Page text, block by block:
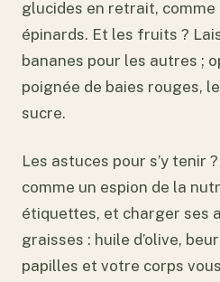
glucides en retrait, comme
épinards. Et les fruits ?
bananes pour les autres ;
poignée de baies rouges,
sucre.
Les astuces pour s’y tenir
comme un espion de la
étiquettes, et charger ses
graisses : huile d’olive,
papilles et votre corps